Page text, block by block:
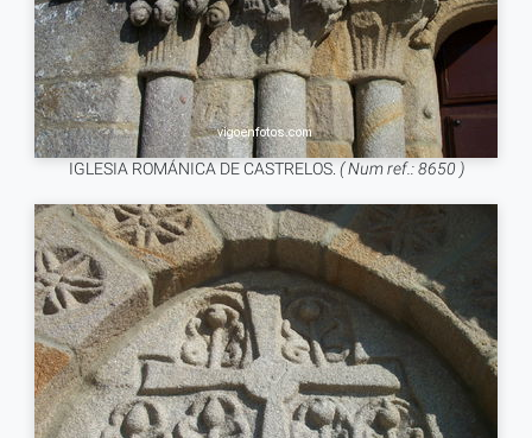
IGLESIA ROMÁNICA DE CASTRELOS. ( Num ref.: 8650 )